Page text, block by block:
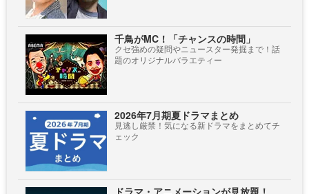
千鳥がMC！「チャンスの時間」
クセ強めの疑問やニュースター発掘まで！話
題のオリジナルバラエティー
2026年7月期夏ドラマまとめ
見逃し厳禁！気になる新ドラマをまとめてチ
ェック
ドラマ・アニメーションが見放題！